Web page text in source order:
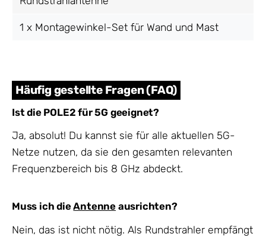
1 x Montagewinkel-Set für Wand und Mast
Häufig gestellte Fragen (FAQ)
Ist die POLE2 für 5G geeignet?
Ja, absolut! Du kannst sie für alle aktuellen 5G-
Netze nutzen, da sie den gesamten relevanten
Frequenzbereich bis 8 GHz abdeckt.
Muss ich dieAntenne ausrichten?
Nein, das ist nicht nötig. Als Rundstrahler empfängt